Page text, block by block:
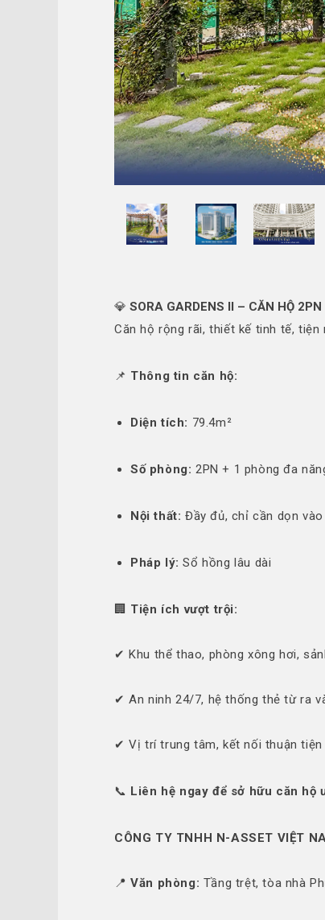
💎 SORA GARDENS II – CĂN HỘ
Căn hộ rộng rãi, thiết kế tinh tế,
📌 Thông tin căn hộ:
Diện tích: 79.4m²
Số phòng: 2PN + 1 phòng đa
Nội thất: Đầy đủ, chỉ cần dọn
Pháp lý: Sổ hồng lâu dài
🏢 Tiện ích vượt trội:
✔ Khu thể thao, phòng xông hơi,
✔ An ninh 24/7, hệ thống thẻ từ ra
✔ Vị trí trung tâm, kết nối thuận tiện
📞 Liên hệ ngay để sở hữu căn hộ
CÔNG TY TNHH N-ASSET VIỆT
📍Văn phòng: Tầng trệt, tòa nhà